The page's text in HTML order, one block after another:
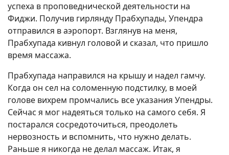
успеха в проповеднической деятельности на
Фиджи. Получив гирлянду Прабхупады, Упендра
отправился в аэропорт. Взглянув на меня,
Прабхупада кивнул головой и сказал, что пришло
время массажа.
Прабхупада направился на крышу и надел гамчу.
Когда он сел на соломенную подстилку, в моей
голове вихрем промчались все указания Упендры.
Сейчас я мог надеяться только на самого себя. Я
постарался сосредоточиться, преодолеть
нервозность и вспомнить, что нужно делать.
Раньше я никогда не делал массаж. Итак, я